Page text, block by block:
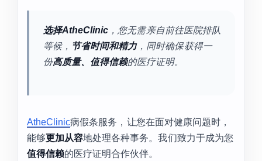
选择AtheClinic ，您无需亲自前往医院排队
等候， 节省时间和精力，同时确保获得一
份高质量、值得信赖的医疗证明。
AtheClinic病假条服务，让您在面对健康问题时，
能够更加从容地处理各种事务。我们致力于成为您
值得信赖的医疗证明合作伙伴。